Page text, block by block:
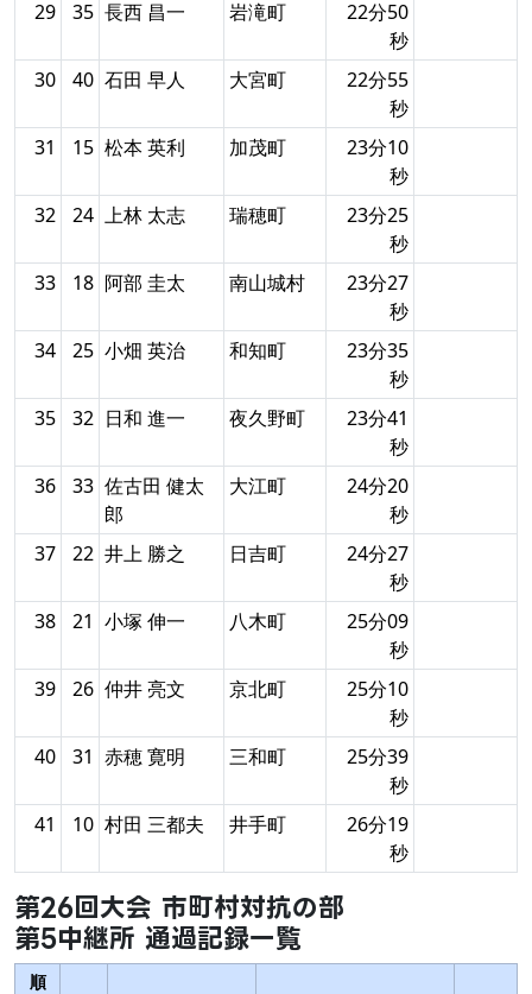
29 35 長西 昌一 岩滝町
22分50
秒
30
40 石田 早人 大宮町
22分55
秒
31
15 松本 英利 加茂町
23分10
秒
32
24 上林 太志 瑞穂町
23分25
秒
33
18 阿部 圭太 南山城村
23分27
秒
34
25 小畑 英治 和知町
23分35
秒
35
32 日和 進一 夜久野町
23分41
秒
36
33 佐古田 健太
郎
大江町
24分20
秒
37
22 井上 勝之 日吉町
24分27
秒
38
21 小塚 伸一 八木町
25分09
秒
39
26 仲井 亮文 京北町
25分10
秒
40
31 赤穂 寛明 三和町
25分39
秒
41
10 村田 三都夫 井手町
26分19
秒
第26回大会 市町村対抗の部
第5中継所 通過記録一覧
順